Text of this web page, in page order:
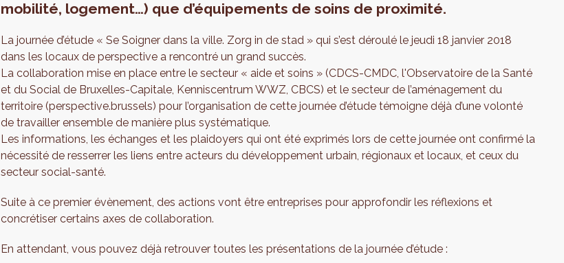
mobilité, logement…) que d’équipements de soins de proximité.
La journée d’étude « Se Soigner dans la ville. Zorg in de stad » qui s’est déroulé le jeudi 18 janvier 2018
dans les locaux de perspective a rencontré un grand succès.
La collaboration mise en place entre le secteur « aide et soins » (CDCS-CMDC, l'Observatoire de la Santé
et du Social de Bruxelles-Capitale, Kenniscentrum WWZ, CBCS) et le secteur de l’aménagement du
territoire (perspective.brussels) pour l’organisation de cette journée d’étude témoigne déjà d’une volonté
de travailler ensemble de manière plus systématique.
Les informations, les échanges et les plaidoyers qui ont été exprimés lors de cette journée ont confirmé la
nécessité de resserrer les liens entre acteurs du développement urbain, régionaux et locaux, et ceux du
secteur social-santé.
Suite à ce premier évènement, des actions vont être entreprises pour approfondir les réflexions et
concrétiser certains axes de collaboration.
En attendant, vous pouvez déjà retrouver toutes les présentations de la journée d’étude :